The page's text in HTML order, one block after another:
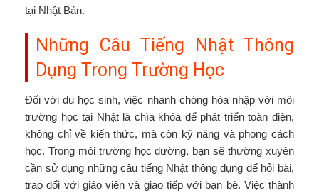
tại Nhật Bản.
Những Câu Tiếng Nhật Thông
Dụng Trong Trường Học
Đối với du học sinh, việc nhanh chóng hòa nhập với môi
trường học tại Nhật là chìa khóa để phát triển toàn diện,
không chỉ về kiến thức, mà còn kỹ năng và phong cách
học. Trong môi trường học đường, bạn sẽ thường xuyên
cần sử dụng những câu tiếng Nhật thông dụng để hỏi bài,
trao đổi với giáo viên và giao tiếp với bạn bè. Việc thành